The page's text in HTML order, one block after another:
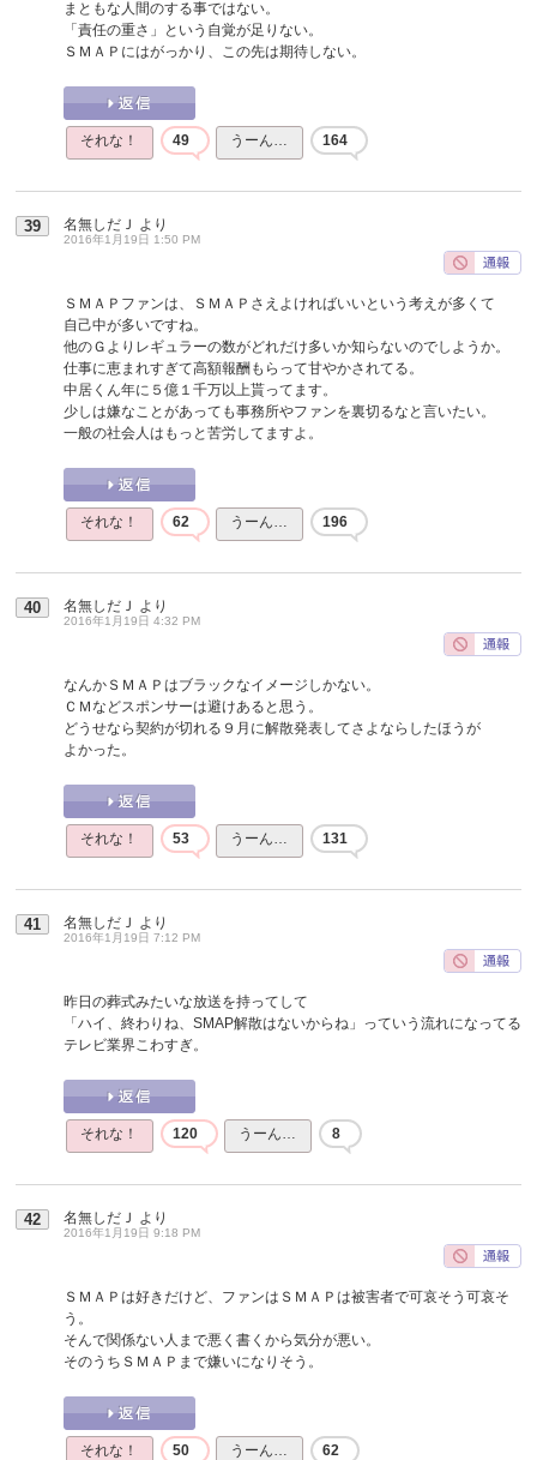
まともな人間のする事ではない。
「責任の重さ」という自覚が足りない。
ＳＭＡＰにはがっかり、この先は期待しない。
それな！ 49 うーん… 164
39 名無しだＪ より
2016年1月19日 1:50 PM
ＳＭＡＰファンは、ＳＭＡＰさえよければいいという考えが多くて
自己中が多いですね。
他のＧよりレギュラーの数がどれだけ多いか知らないのでしようか。
仕事に恵まれすぎて高額報酬もらって甘やかされてる。
中居くん年に５億１千万以上貰ってます。
少しは嫌なことがあっても事務所やファンを裏切るなと言いたい。
一般の社会人はもっと苦労してますよ。
それな！ 62 うーん… 196
40 名無しだＪ より
2016年1月19日 4:32 PM
なんかＳＭＡＰはブラックなイメージしかない。
ＣＭなどスポンサーは避けあると思う。
どうせなら契約が切れる９月に解散発表してさよならしたほうが
よかった。
それな！ 53 うーん… 131
41 名無しだＪ より
2016年1月19日 7:12 PM
昨日の葬式みたいな放送を持ってして
「ハイ、終わりね、SMAP解散はないからね」っていう流れになってる
テレビ業界こわすぎ。
それな！ 120 うーん… 8
42 名無しだＪ より
2016年1月19日 9:18 PM
ＳＭＡＰは好きだけど、ファンはＳＭＡＰは被害者で可哀そう可哀そ
う。
そんで関係ない人まで悪く書くから気分が悪い。
そのうちＳＭＡＰまで嫌いになりそう。
それな！ 50 うーん… 62